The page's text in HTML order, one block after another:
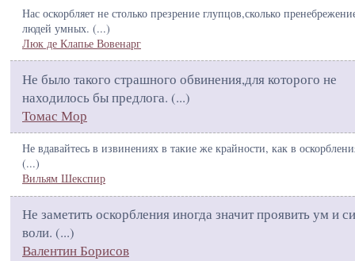
Нас оскорбляет не столько презрение глупцов,сколько
людей умных. (...)
Люк де Клапье Вовенарг
Не было такого страшного обвинения,для которого не
находилось бы предлога. (...)
Томас Мор
Не вдавайтесь в извинениях в такие же крайности, как в
(...)
Вильям Шекспир
Не заметить оскорбления иногда значит проявить ум и
воли. (...)
Валентин Борисов